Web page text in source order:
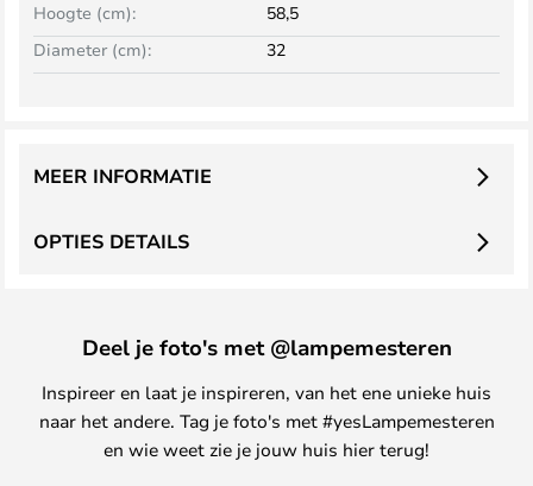
Hoogte (cm):
58,5
Diameter (cm):
32
OPTIES DETAILS
MEER INFORMATIE
Deel je foto's met @lampemesteren
Inspireer en laat je inspireren, van het ene unieke huis
naar het andere. Tag je foto's met #yesLampemesteren
en wie weet zie je jouw huis hier terug!